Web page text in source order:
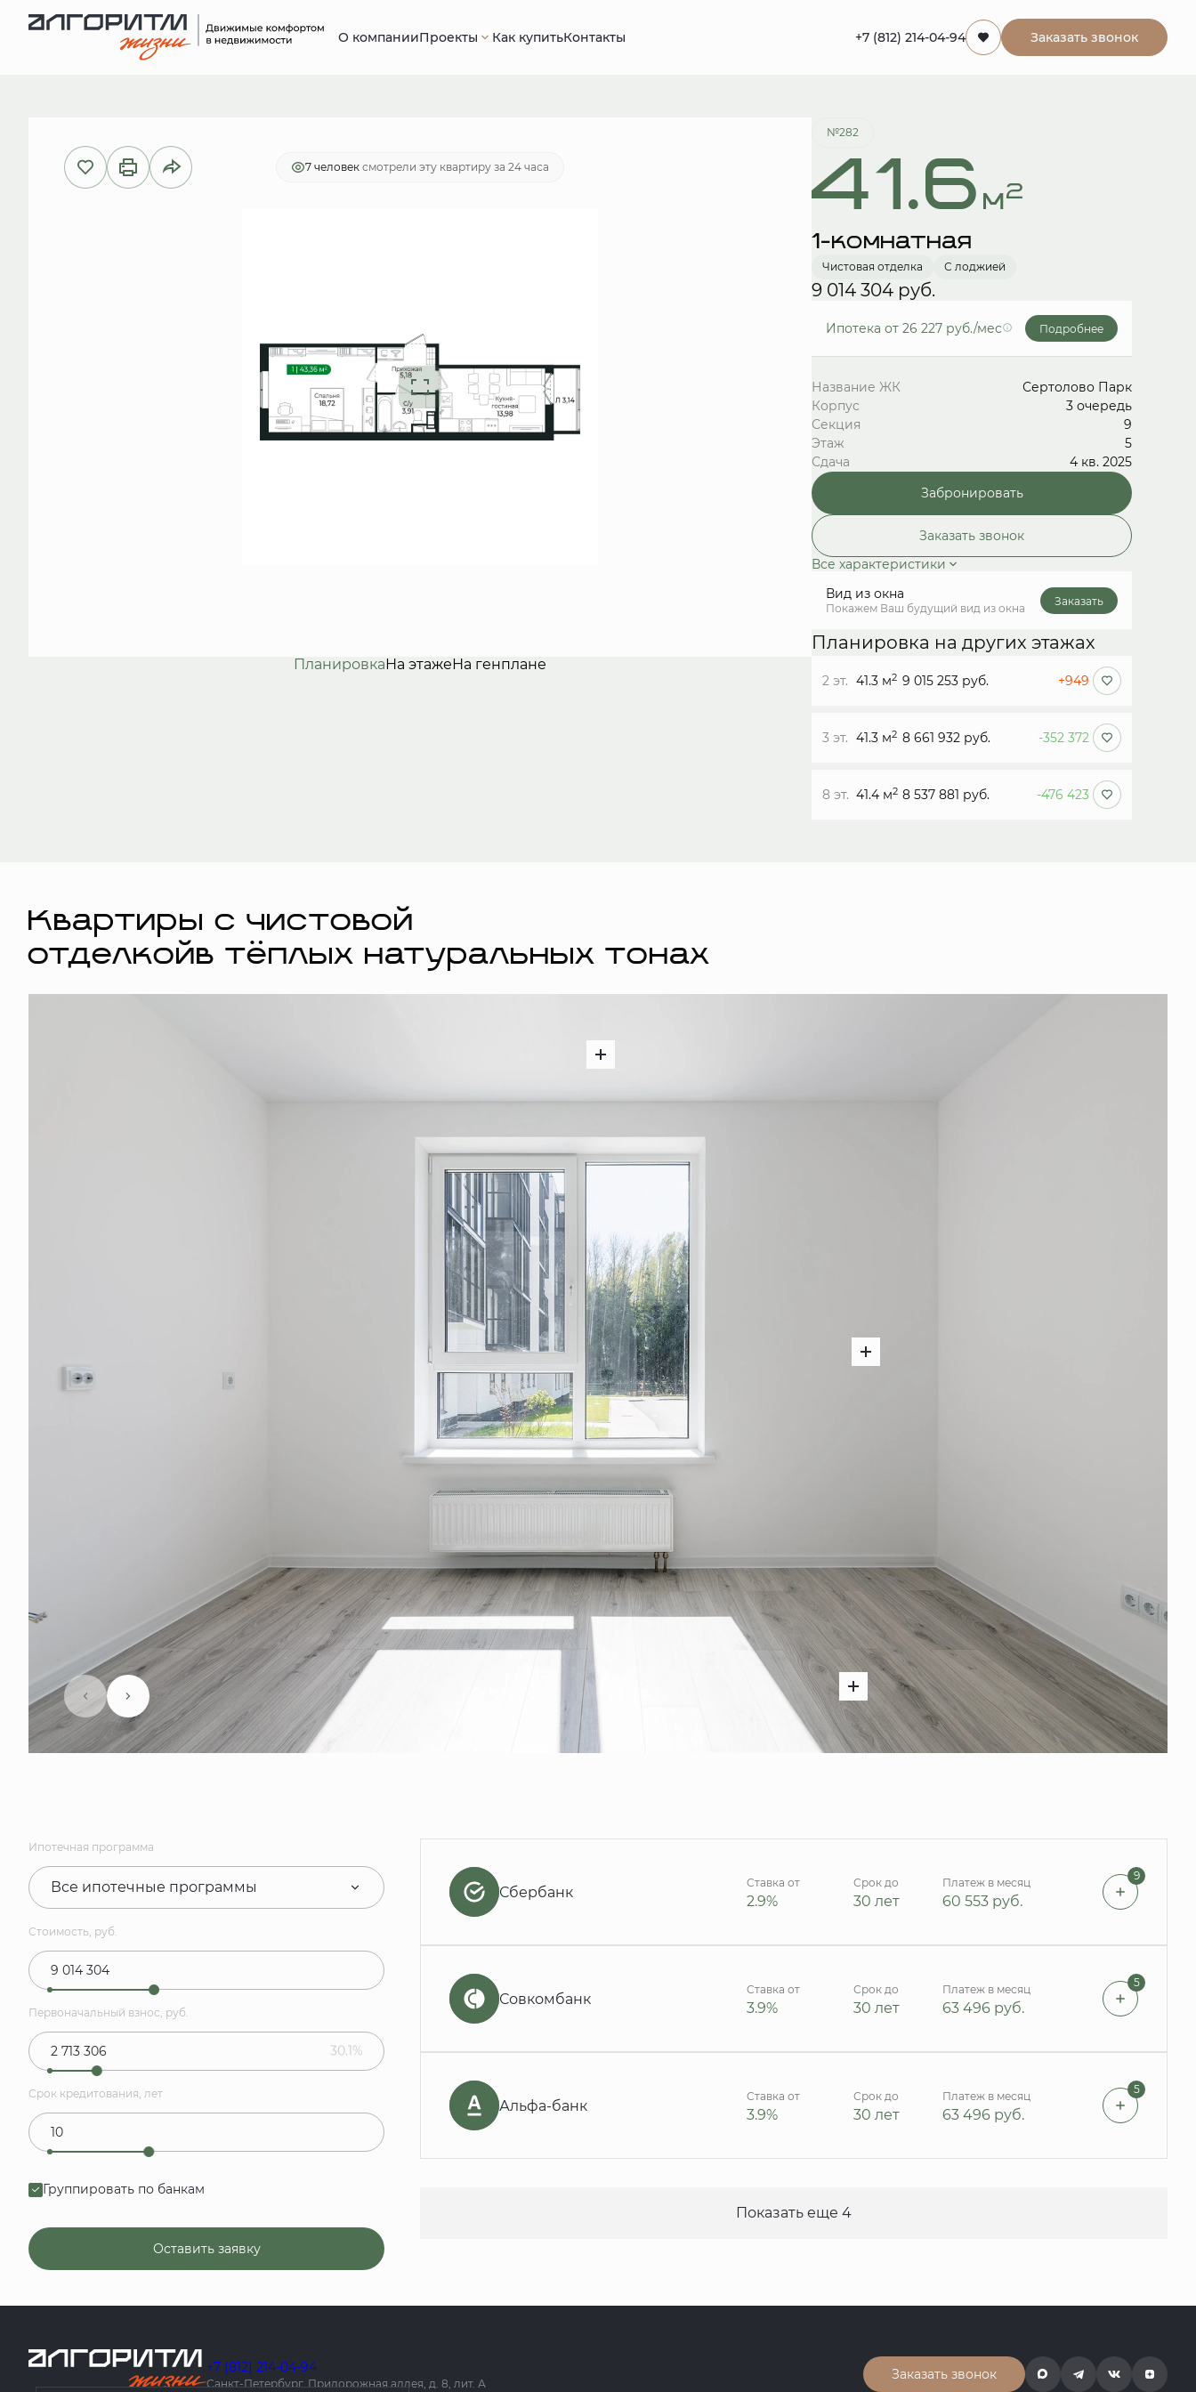
О компанииПроекты Как купитьКонтакты +7 (812) 214-04-94 Заказать звонок
1-комнатная 41.6 м29 014 304 руб.Ипотека от 26 227 руб./мес. Забронировать
7 человек смотрели эту квартиру за 24 часа
ПланировкаНа этажеНа генплане
№282
41.6 м2
1-комнатная
Чистовая отделка С лоджией
9 014 304 руб.
Ипотека от 26 227 руб./мес Подробнее
Название ЖК
Сертолово Парк
Корпус
3 очередь
Секция
9
Этаж
5
Сдача
4 кв. 2025
Забронировать
Заказать звонок
Все характеристики
Вид из окна
Покажем Ваш будущий вид из окна
Заказать
Планировка на других этажах
2 эт. 41.3 м2 9 015 253 руб. +949
3 эт. 41.3 м2 8 661 932 руб. -352 372
8 эт. 41.4 м2 8 537 881 руб. -476 423
Квартиры с чистовой
отделкойв тёплых натуральных тонах
Ипотечная программа
Все ипотечные программы
Стоимость, руб.
Первоначальный взнос, руб.
30.1%
Срок кредитования, лет
Группировать по банкам
Оставить заявку
Сбербанк
Ставка от
2.9%
Срок до
30 лет
Платеж в месяц
60 553 руб.
9
Совкомбанк
Ставка от
3.9%
Срок до
30 лет
Платеж в месяц
63 496 руб.
5
Альфа-банк
Ставка от
3.9%
Срок до
30 лет
Платеж в месяц
63 496 руб.
5
Показать еще 4
+7 (812) 214-04-94
Санкт-Петербург, Придорожная аллея, д. 8, лит. А
Заказать звонок